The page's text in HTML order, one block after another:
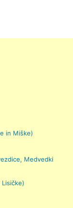
in Miške)
Medvedki